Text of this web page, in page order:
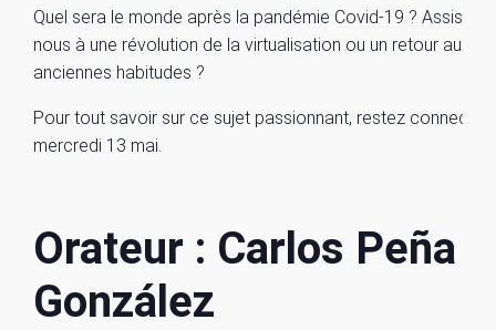
Quel sera le monde après la pandémie Covid-19 ?
nous à une révolution de la virtualisation ou un retour aux
anciennes habitudes ?
Pour tout savoir sur ce sujet passionnant, restez connectés
mercredi 13 mai.
Orateur : Carlos Peña
González